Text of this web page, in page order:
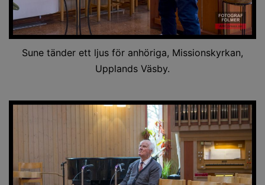
Sune tänder ett ljus för anhöriga, Missionskyrkan,
Upplands Väsby.